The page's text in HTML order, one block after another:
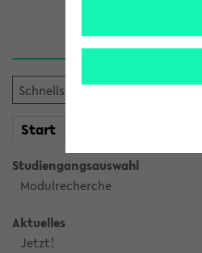
Start
Studiengangsauswahl
Modulrecherche
Aktuelles
Jetzt!